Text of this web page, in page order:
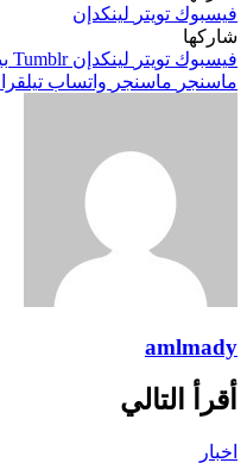
فيسبوك تويتر لينكدإن
شاركها
فيسبوك تويتر لينكدإن
ماسنجر ماسنجر واتساب
amlmady
أقرأ التالي
اخبار